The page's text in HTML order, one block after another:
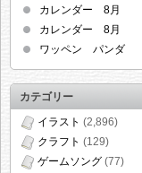
カレンダー 8月
カレンダー 8月
ワッペン パンダ
カテゴリー
イラスト (2,896)
クラフト (129)
ゲームソング (77)